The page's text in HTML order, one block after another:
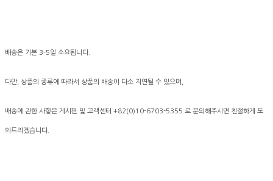
배송은 기본 3-5일 소요됩니다.
다만, 상품의 종류에 따라서 상품의 배송이 다소 지연될 수 있으며,
배송에 관한 사항은 게시판 및 고객센터 +82(0)10-6703-5355 로 문의해주시면 친절하게 도
와드리겠습니다.